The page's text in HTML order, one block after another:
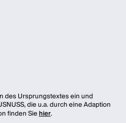
des Ursprungstextes ein und
die u.a. durch eine Adaption
finden Siehier.